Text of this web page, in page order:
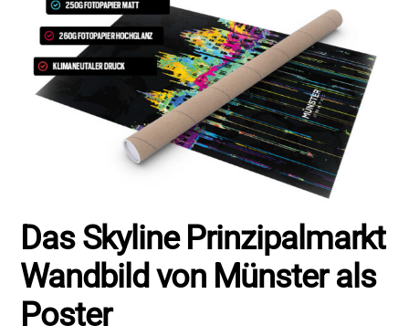
Das Skyline Prinzipalmarkt
Wandbild von Münster als
Poster